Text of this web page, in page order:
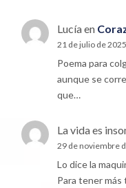
Lucíaen
21 de julio de 2025
Poema para
aunque se
que…
La vida es
29 de noviembre
Lo dice la
Para tener más